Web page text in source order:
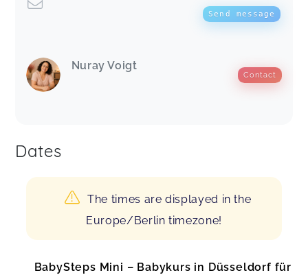
Send message
Nuray Voigt
Contact
Dates
The times are displayed in the
Europe/Berlin timezone!
BabySteps Mini – Babykurs in Düsseldorf für